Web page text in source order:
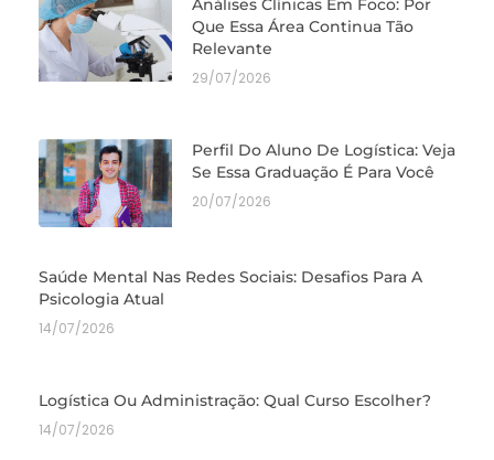
Análises Clínicas Em Foco: Por
Que Essa Área Continua Tão
Relevante
29/07/2026
Perfil Do Aluno De Logística: Veja
Se Essa Graduação É Para Você
20/07/2026
Saúde Mental Nas Redes Sociais: Desafios Para A
Psicologia Atual
14/07/2026
Logística Ou Administração: Qual Curso Escolher?
14/07/2026